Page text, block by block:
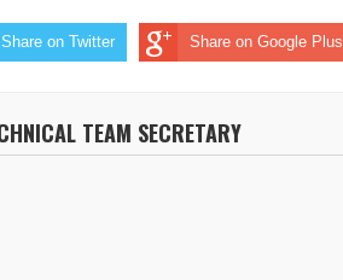
Share on Twitter Share on Google Plus
TEAM SECRETARY